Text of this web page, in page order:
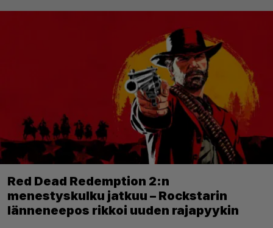
Red Dead Redemption 2:n
menestyskulku jatkuu – Rockstarin
länneneepos rikkoi uuden rajapyykin